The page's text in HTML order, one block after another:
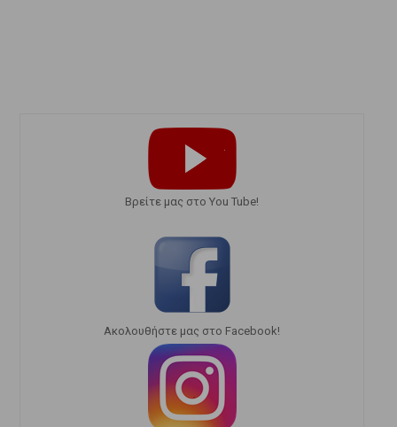
Bρείτε μας στο You Tube!
Ακολουθήστε μας στο Facebook!